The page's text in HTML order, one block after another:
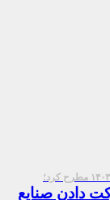
دادن صنایع